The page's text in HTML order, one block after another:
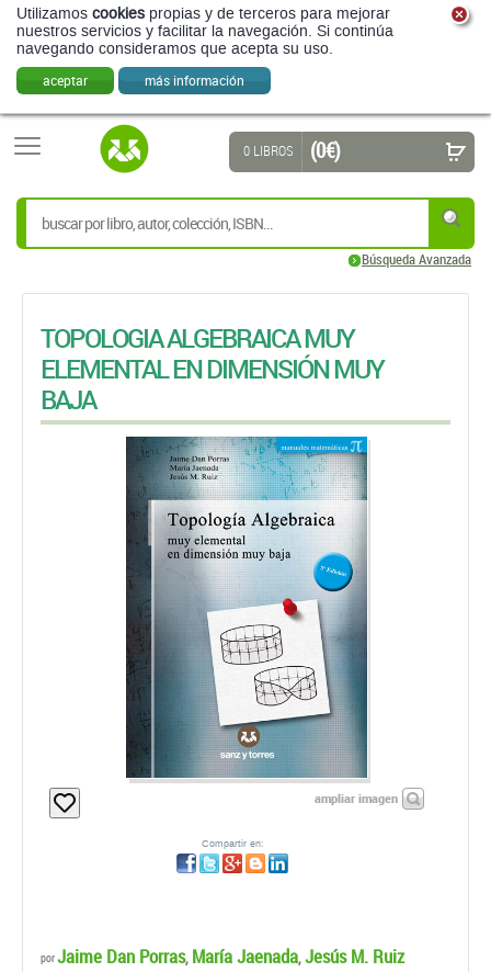
Utilizamos cookies propias y de terceros para mejorar
nuestros servicios y facilitar la navegación. Si continúa
navegando consideramos que acepta su uso.
aceptar más información
Búsqueda Avanzada
0 LIBROS (0 €)
TOPOLOGIA ALGEBRAICA MUY
ELEMENTAL EN DIMENSIÓN MUY
BAJA
ampliar imagen
Compartir en:
porJaime Dan Porras, María Jaenada,Jesús M. Ruiz